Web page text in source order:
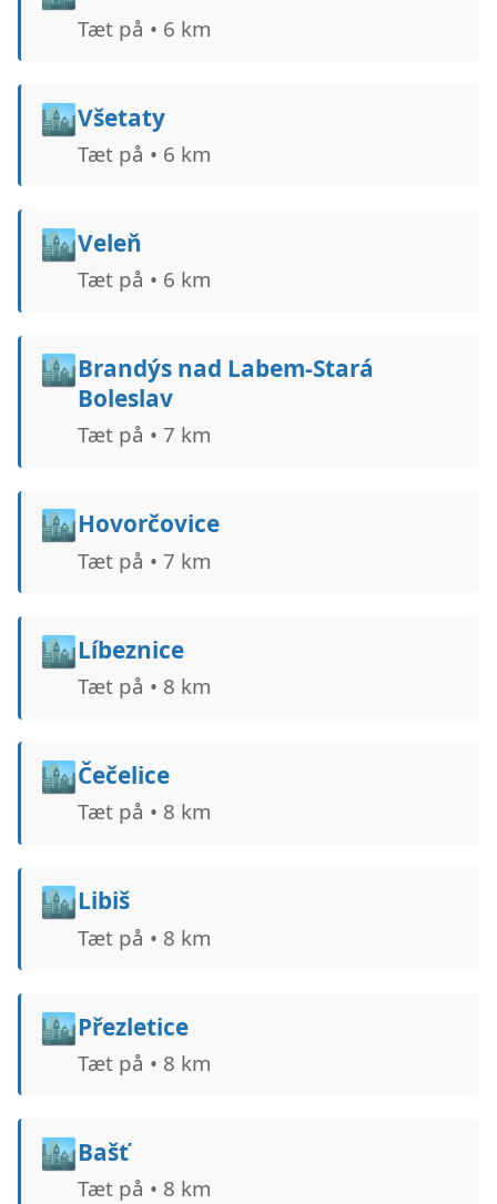
Tæt på • 6 km
🏙️Všetaty
Tæt på • 6 km
🏙️Veleň
Tæt på • 6 km
🏙️Brandýs nad Labem-Stará
Boleslav
Tæt på • 7 km
🏙️Hovorčovice
Tæt på • 7 km
🏙️Líbeznice
Tæt på • 8 km
🏙️Čečelice
Tæt på • 8 km
🏙️Libiš
Tæt på • 8 km
🏙️Přezletice
Tæt på • 8 km
🏙️Bašť
Tæt på • 8 km